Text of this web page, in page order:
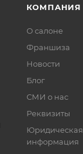
КОМПАНИЯ
О салоне
Франшиза
Новости
Блог
СМИ о нас
Реквизиты
Юридическая
информация